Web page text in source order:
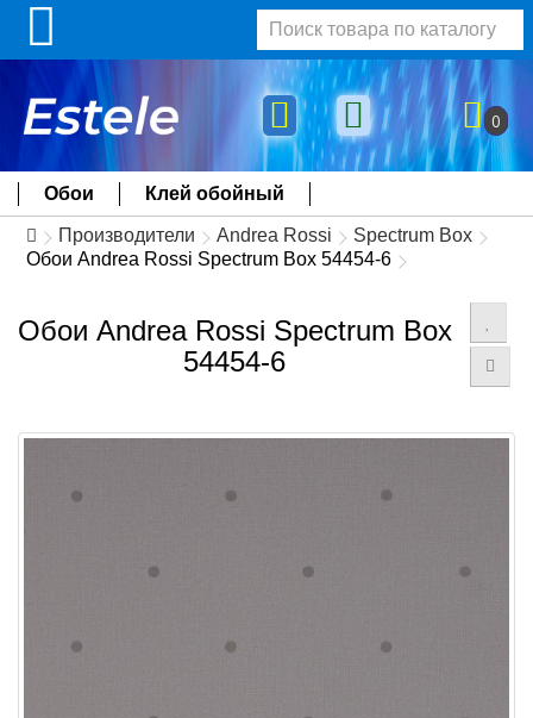
0
Обои Клей обойный
Производители Andrea Rossi
Spectrum Box
Обои Andrea Rossi Spectrum Box 54454-6
Обои Andrea Rossi Spectrum Box
54454-6